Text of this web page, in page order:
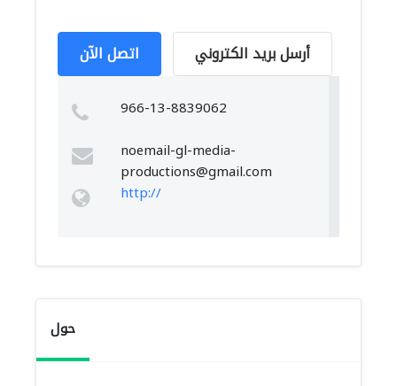
اتصل الآن أرسل بريد الكتروني
966-13-8839062
noemail-gl-media-
productions@gmail.com
http://
حول